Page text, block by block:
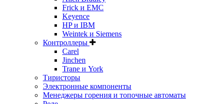
Frick и EMC
Keyence
HP и IBM
Weintek и Siemens
Контроллеры
Carel
Jinchen
Trane и York
Тиристоры
Электронные компоненты
Менеджеры горения и топочные автоматы